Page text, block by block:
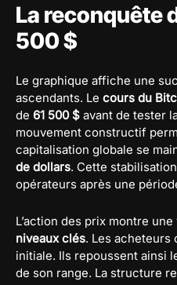
La reconquête
500 $
Le graphique affiche une
ascendants. Le cours du
de 61 500 $ avant de tester
mouvement constructif
capitalisation globale se
de dollars. Cette
opérateurs après une
L’action des prix montre
niveaux clés. Les acheteurs
initiale. Ils repoussent ainsi
de son range. La structure